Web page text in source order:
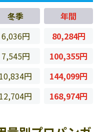
冬季
年間
6,036円
80,284円
7,545円
100,355円
10,834円
144,099円
12,704円 168,974円